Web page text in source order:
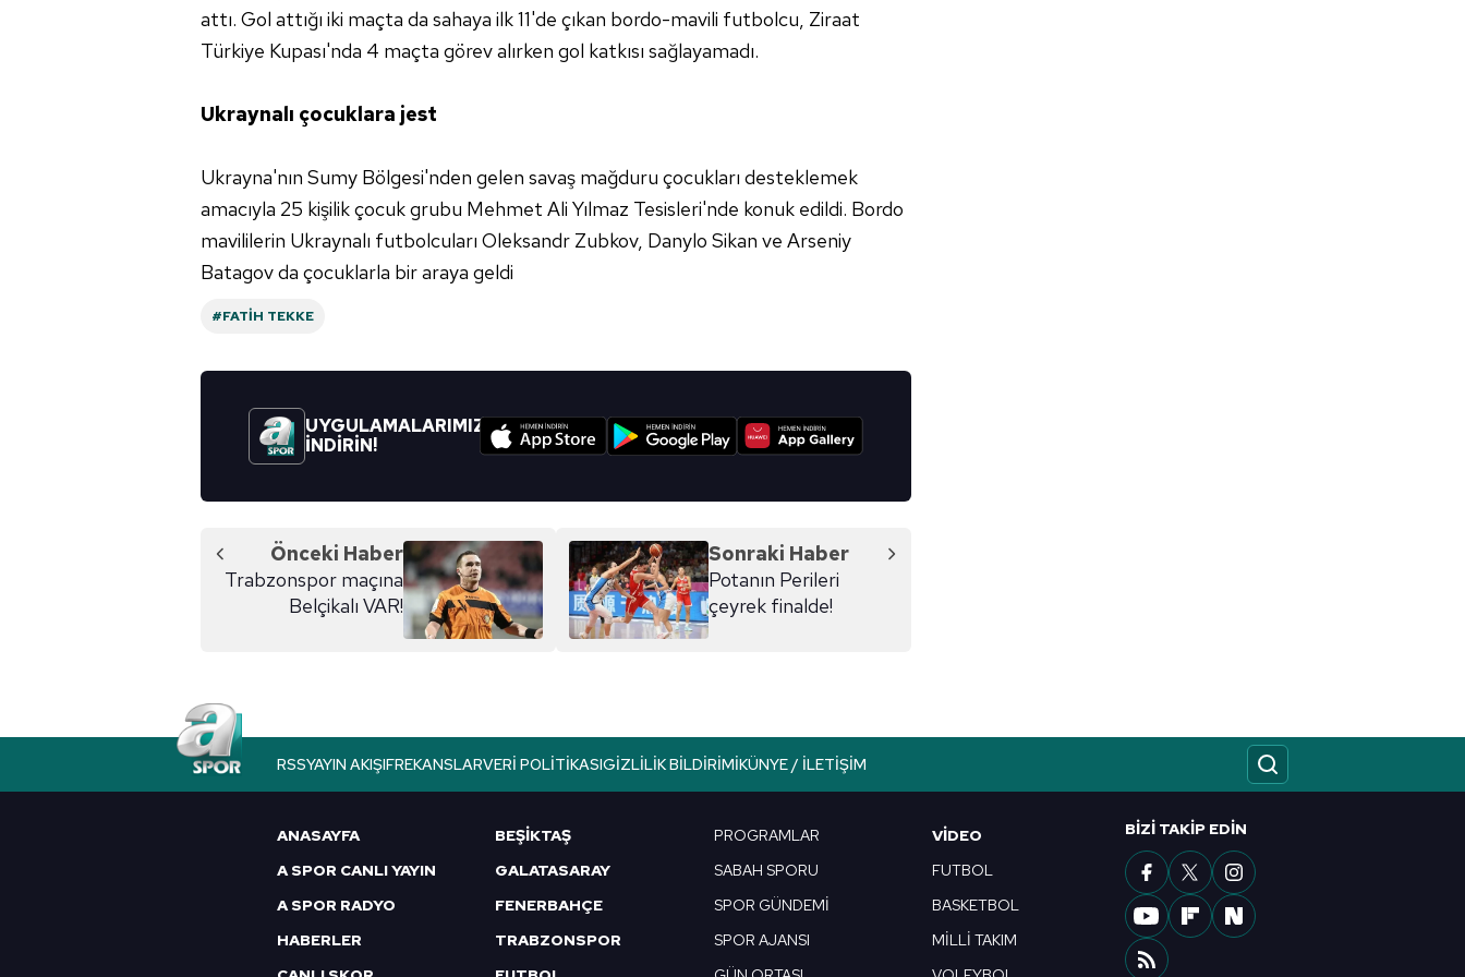
attı. Gol attığı iki maçta da sahaya ilk 11'de çıkan bordo-mavili futbolcu, Ziraat
Türkiye Kupası'nda 4 maçta görev alırken gol katkısı sağlayamadı.
Ukraynalı çocuklara jest
Ukrayna'nın Sumy Bölgesi'nden gelen savaş mağduru çocukları desteklemek
amacıyla 25 kişilik çocuk grubu Mehmet Ali Yılmaz Tesisleri'nde konuk edildi. Bordo
mavililerin Ukraynalı futbolcuları Oleksandr Zubkov, Danylo Sikan ve Arseniy
Batagov da çocuklarla bir araya geldi
#FATIH TEKKE
UYGULAMALARIMIZI
İNDİRİN!
Önceki Haber
Trabzonspor maçına
Belçikalı VAR!
Sonraki Haber
Potanın Perileri
çeyrek finalde!
RSSYAYIN AKIŞIFREKANSLARVERI POLITIKASIGIZLILIK BILDIRIMIKÜNYE / İLETIŞIM
ANASAYFA
A SPOR CANLI YAYIN
A SPOR RADYO
HABERLER
BEŞİKTAŞ
GALATASARAY
FENERBAHÇE
TRABZONSPOR
PROGRAMLAR
SABAH SPORU
SPOR GÜNDEMİ
SPOR AJANSI
VIDEO
FUTBOL
BASKETBOL
MİLLİ TAKIM
BIZI TAKIP EDIN